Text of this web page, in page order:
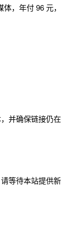
，年付 96 元，
并确保链接仍在
等待本站提供新